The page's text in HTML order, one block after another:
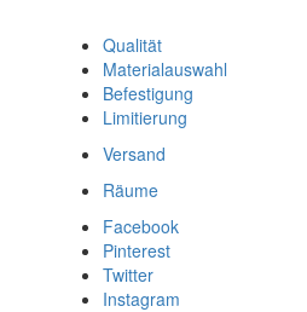
Qualität
Materialauswahl
Befestigung
Limitierung
Versand
Räume
Facebook
Pinterest
Twitter
Instagram